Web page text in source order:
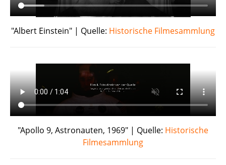
"Albert Einstein" | Quelle: Historische Filmesammlung
"Apollo 9, Astronauten, 1969" | Quelle: Historische
Filmesammlung